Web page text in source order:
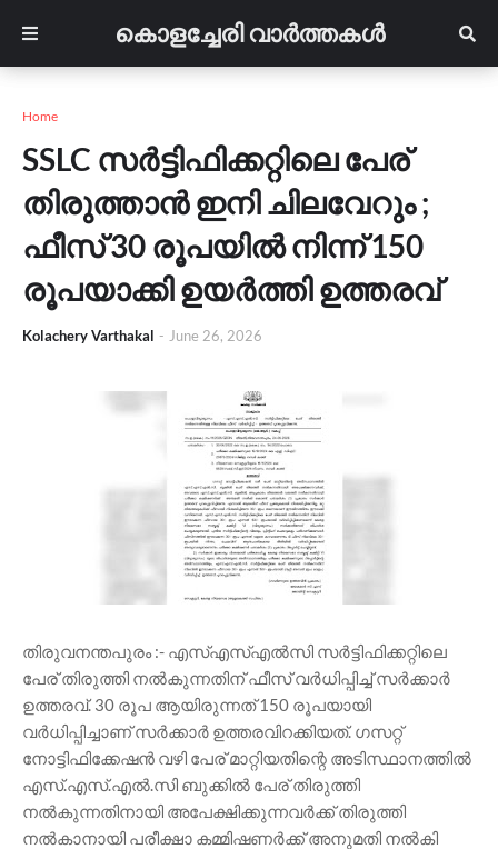
കൊളച്ചേരി വാർത്തകൾ
Home
SSLC സർട്ടിഫിക്കറ്റിലെ പേര്
തിരുത്താൻ ഇനി ചിലവേറും ;
ഫീസ് 30 രൂപയിൽ നിന്ന് 150
രൂപയാക്കി ഉയർത്തി ഉത്തരവ്
Kolachery Varthakal - June 26, 2026
തിരുവനന്തപുരം :- എസ്എസ്എൽസി സർട്ടിഫിക്കറ്റിലെ
പേര് തിരുത്തി നൽകുന്നതിന് ഫീസ് വർധിപ്പിച്ച് സർക്കാർ
ഉത്തരവ്. 30 രൂപ ആയിരുന്നത് 150 രൂപയായി
വർധിപ്പിച്ചാണ് സർക്കാർ ഉത്തരവിറക്കിയത്. ഗസറ്റ്
നോട്ടിഫിക്കേഷൻ വഴി പേര് മാറ്റിയതിന്റെ അടിസ്ഥാനത്തിൽ
എസ്.എസ്.എൽ.സി ബുക്കിൽ പേര് തിരുത്തി
നൽകുന്നതിനായി അപേക്ഷിക്കുന്നവർക്ക് തിരുത്തി
നൽകാനായി പരീക്ഷാ കമ്മിഷണർക്ക് അനുമതി നൽകി